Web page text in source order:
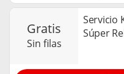
gratis
sin filas
Servicio
Súper